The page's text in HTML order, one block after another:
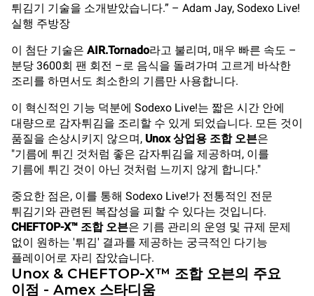
튀김기 기술을 소개받았습니다.” – Adam Jay, Sodexo Live!
실행 주방장
이 첨단 기술은 AIR.Tornado라고 불리며, 매우 빠른 속도 –
분당 3600회 팬 회전 –로 음식을 돌려가며 고르게 바삭한
조리를 하면서도 최소한의 기름만 사용합니다.
이 혁신적인 기능 덕분에 Sodexo Live!는 짧은 시간 안에
대량으로 감자튀김을 조리할 수 있게 되었습니다. 모든 것이
품질을 손상시키지 않으며, Unox 상업용 조합 오븐은
"기름에 튀긴 것처럼 좋은 감자튀김을 제공하며, 이를
기름에 튀긴 것이 아닌 것처럼 느끼지 않게 합니다."
중요한 점은, 이를 통해 Sodexo Live!가 전통적인 전문
튀김기와 관련된 복잡성을 피할 수 있다는 것입니다.
CHEFTOP-X™ 조합 오븐은 기름 관리의 운영 및 규제 문제
없이 원하는 '튀김' 결과를 제공하는 궁극적인 다기능
플레이어로 자리 잡았습니다.
Unox & CHEFTOP-X™ 조합 오븐의 주요
이점 - Amex 스타디움